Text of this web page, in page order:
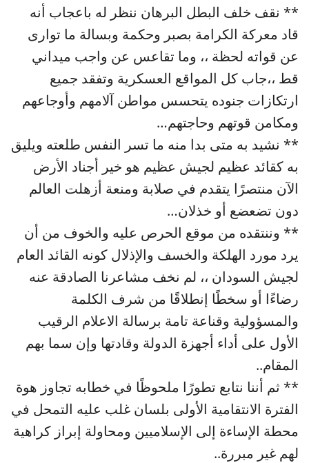
** نقف خلف البطل البرهان ننظر له باعجاب أنه
قاد معركة الكرامة بصبر وحكمة وبسالة ما توارى
عن قواته لحظة ،، وما تقاعس عن واجب ميداني
قط ،،جاب كل المواقع العسكرية وتفقد جميع
ارتكازات جنوده يتحسس مواطن آلامهم وأوجاعهم
ومكامن قوتهم وحاجتهم…
** نشيد به متى بدا منه ما تسر النفس طلعته ويليق
به كقائد عظيم لجيش عظيم هو خير أجناد الأرض
الآن منتصرًا يتقدم في صلابة ومنعة أزهلت العالم
دون تضعضع أو خذلان…
** وننتقده من موقع الحرص عليه والخوف من أن
يرد مورد الهلكة والخسف والإذلال كونه القائد العام
لجيش السودان ،، لم نخف مشاعرنا الصادقة عنه
رضاءًا أو سخطًا إنطلاقًا من شرف الكلمة
والمسؤولية وقناعة تامة برسالة الاعلام الرقيب
الأول على أداء أجهزة الدولة وقادتها وإن سما بهم
المقام..
** ثم أننا نتابع تطورًا ملحوظًا في خطابه تجاوز هوة
الفترة الانتقامية الأولى بلسان غلب عليه التمحل في
محطة الإساءة إلى الإسلاميين ومحاولة إبراز كراهية
لهم غير مبررة..